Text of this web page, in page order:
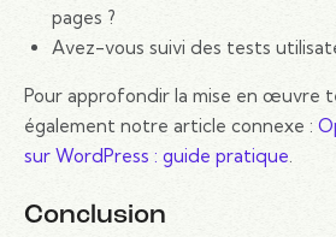
pages ?
Avez-vous suivi des tests
Pour approfondir la mise en œuvre
également notre article connexe :
sur WordPress : guide pratique
Conclusion